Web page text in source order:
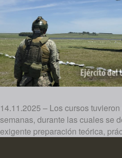
14.11.2025 – Los cursos
semanas, durante las cuales se
exigente preparación teórica,